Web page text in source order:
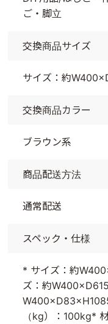
ご・脚立
交換商品サイズ
サイズ：約
交換商品カラー
ブラウン系
商品配送方法
通常配送
スペック・仕様
* サイズ：約
ズ：約
（kg）：100kg*